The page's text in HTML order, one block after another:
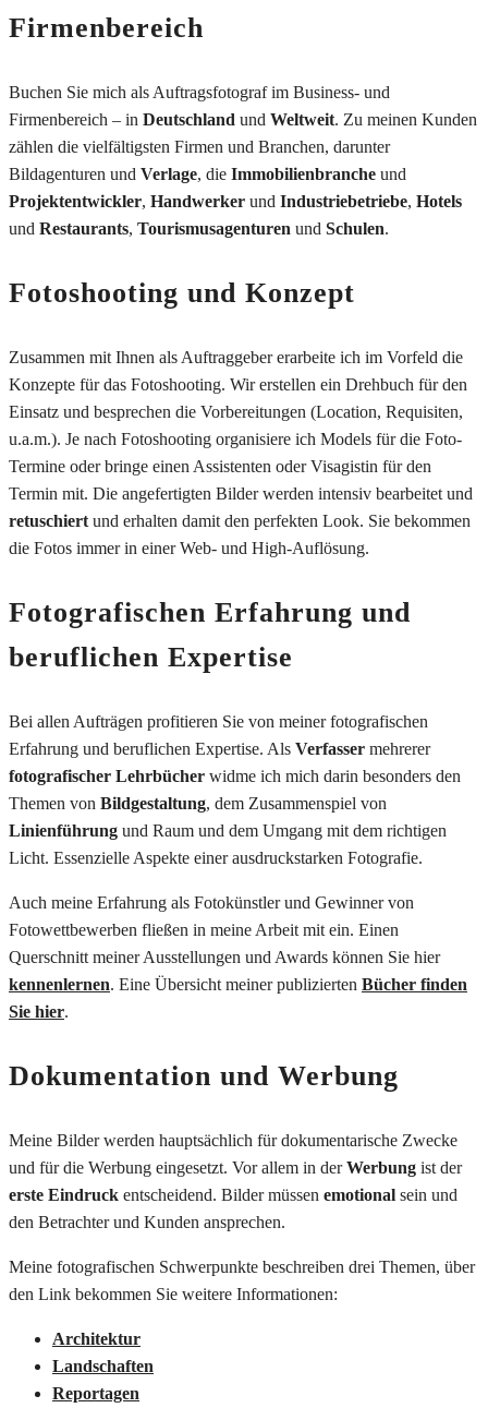
Firmenbereich
Buchen Sie mich als Auftragsfotograf im Business- und
Firmenbereich – in Deutschland und Weltweit. Zu meinen Kunden
zählen die vielfältigsten Firmen und Branchen, darunter
Bildagenturen und Verlage, die Immobilienbranche und
Projektentwickler, Handwerker und Industriebetriebe, Hotels
und Restaurants, Tourismusagenturen und Schulen.
Fotoshooting und Konzept
Zusammen mit Ihnen als Auftraggeber erarbeite ich im Vorfeld die
Konzepte für das Fotoshooting. Wir erstellen ein Drehbuch für den
Einsatz und besprechen die Vorbereitungen (Location, Requisiten,
u.a.m.). Je nach Fotoshooting organisiere ich Models für die Foto-
Termine oder bringe einen Assistenten oder Visagistin für den
Termin mit. Die angefertigten Bilder werden intensiv bearbeitet und
retuschiert und erhalten damit den perfekten Look. Sie bekommen
die Fotos immer in einer Web- und High-Auflösung.
Fotografischen Erfahrung und
beruflichen Expertise
Bei allen Aufträgen profitieren Sie von meiner fotografischen
Erfahrung und beruflichen Expertise. Als Verfasser mehrerer
fotografischer Lehrbücher widme ich mich darin besonders den
Themen von Bildgestaltung, dem Zusammenspiel von
Linienführung und Raum und dem Umgang mit dem richtigen
Licht. Essenzielle Aspekte einer ausdruckstarken Fotografie.
Auch meine Erfahrung als Fotokünstler und Gewinner von
Fotowettbewerben fließen in meine Arbeit mit ein. Einen
Querschnitt meiner Ausstellungen und Awards können Sie hier
kennenlernen. Eine Übersicht meiner publizierten Bücher finden
Sie hier.
Dokumentation und Werbung
Meine Bilder werden hauptsächlich für dokumentarische Zwecke
und für die Werbung eingesetzt. Vor allem in derWerbung ist der
erste Eindruck entscheidend. Bilder müssen emotional sein und
den Betrachter und Kunden ansprechen.
Meine fotografischen Schwerpunkte beschreiben drei Themen, über
den Link bekommen Sie weitere Informationen:
Architektur
Landschaften
Reportagen